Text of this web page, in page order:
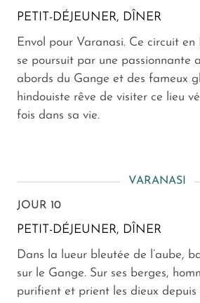
PETIT-DÉJEUNER, DÎNER
Envol pour Varanasi. Ce circuit
se poursuit par une passionnante
abords du Gange et des fameux
hindouiste rêve de visiter ce lieu
fois dans sa vie.
VARANASI
JOUR 10
PETIT-DÉJEUNER, DÎNER
Dans la lueur bleutée de l’aube,
sur le Gange. Sur ses berges,
purifient et prient les dieux depuis